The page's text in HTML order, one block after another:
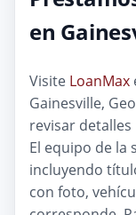
en
Visite LoanMax
Gainesville,
revisar
El equipo de la
incluyendo
con foto,